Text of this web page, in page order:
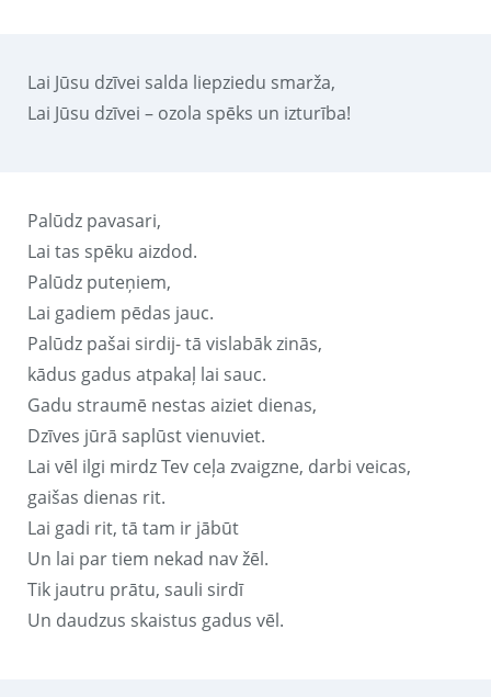
Lai Jūsu dzīvei salda liepziedu smarža,
Lai Jūsu dzīvei – ozola spēks un izturība!
Palūdz pavasari,
Lai tas spēku aizdod.
Palūdz puteņiem,
Lai gadiem pēdas jauc.
Palūdz pašai sirdij- tā vislabāk zinās,
kādus gadus atpakaļ lai sauc.
Gadu straumē nestas aiziet dienas,
Dzīves jūrā saplūst vienuviet.
Lai vēl ilgi mirdz Tev ceļa zvaigzne, darbi veicas,
gaišas dienas rit.
Lai gadi rit, tā tam ir jābūt
Un lai par tiem nekad nav žēl.
Tik jautru prātu, sauli sirdī
Un daudzus skaistus gadus vēl.